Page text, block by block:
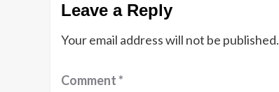
Leave a Reply
Your email address will not be published.
Comment*